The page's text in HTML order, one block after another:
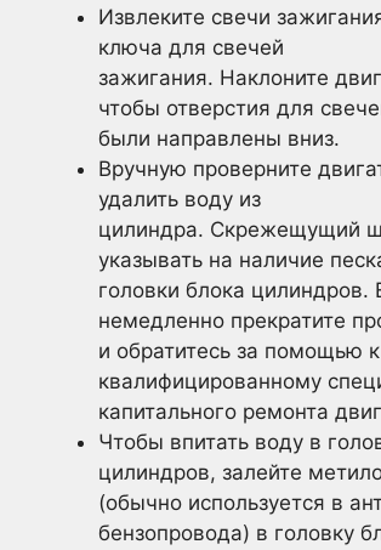
Извлеките свечи
ключа для свечей
зажигания. Наклоните
чтобы отверстия для
были направлены вниз.
Вручную проверните
удалить воду из
цилиндра. Скрежещущий
указывать на наличие
головки блока цилиндров.
немедленно прекратите
и обратитесь за помощью к
квалифицированному
капитального ремонта
Чтобы впитать воду в
цилиндров, залейте
(обычно используется в
бензопровода) в головку